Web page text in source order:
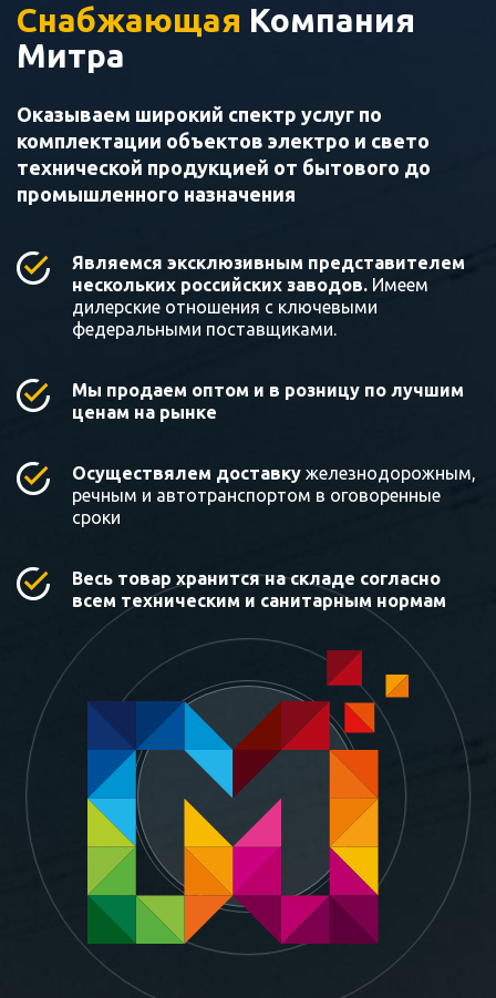
Снабжающая Компания
Митра
Оказываем широкий спектр услуг по
комплектации объектов электро и свето
технической продукцией от бытового до
промышленного назначения
Являемся эксклюзивным представителем
нескольких российских заводов. Имеем
дилерские отношения с ключевыми
федеральными поставщиками.
Мы продаем оптом и в розницу по лучшим
ценам на рынке
Осуществялем доставку железнодорожным,
речным и автотранспортом в оговоренные
сроки
Весь товар хранится на складе согласно
всем техническим и санитарным нормам